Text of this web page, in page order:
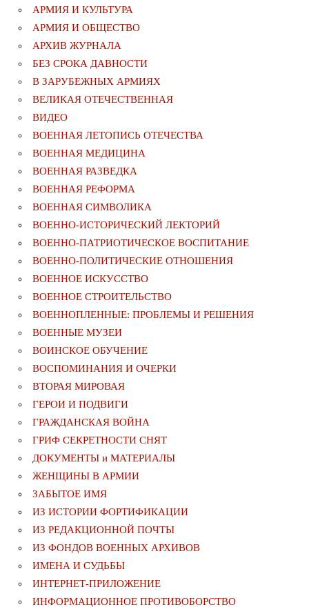
АРМИЯ И КУЛЬТУРА
АРМИЯ И ОБЩЕСТВО
АРХИВ ЖУРНАЛА
БЕЗ СРОКА ДАВНОСТИ
В ЗАРУБЕЖНЫХ АРМИЯХ
ВЕЛИКАЯ ОТЕЧЕСТВЕННАЯ
ВИДЕО
ВОЕННАЯ ЛЕТОПИСЬ ОТЕЧЕСТВА
ВОЕННАЯ МЕДИЦИНА
ВОЕННАЯ РАЗВЕДКА
ВОЕННАЯ РЕФОРМА
ВОЕННАЯ СИМВОЛИКА
ВОЕННО-ИСТОРИЧЕСКИЙ ЛЕКТОРИЙ
ВОЕННО-ПАТРИОТИЧЕСКОЕ ВОСПИТАНИЕ
ВОЕННО-ПОЛИТИЧЕСКИE ОТНОШЕНИЯ
ВОЕННОЕ ИСКУССТВО
ВОЕННОЕ СТРОИТЕЛЬСТВО
ВОЕННОПЛЕННЫЕ: ПРОБЛЕМЫ И РЕШЕНИЯ
ВОЕННЫЕ МУЗЕИ
ВОИНСКОЕ ОБУЧЕНИЕ
ВОСПОМИНАНИЯ И ОЧЕРКИ
ВТОРАЯ МИРОВАЯ
ГЕРОИ И ПОДВИГИ
ГРАЖДАНСКАЯ ВОЙНА
ГРИФ СЕКРЕТНОСТИ СНЯТ
ДОКУМЕНТЫ и МАТЕРИАЛЫ
ЖЕНЩИНЫ В АРМИИ
ЗАБЫТОЕ ИМЯ
ИЗ ИСТОРИИ ФОРТИФИКАЦИИ
ИЗ РЕДАКЦИОННОЙ ПОЧТЫ
ИЗ ФОНДОВ ВОЕННЫХ АРХИВОВ
ИМЕНА И СУДЬБЫ
ИНТЕРНЕТ-ПРИЛОЖЕНИЕ
ИНФОРМАЦИОННОЕ ПРОТИВОБОРСТВО